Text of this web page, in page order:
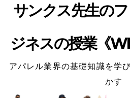
サンクス先生の
ジネスの授業《
アパレル業界の基礎知識を学
かす